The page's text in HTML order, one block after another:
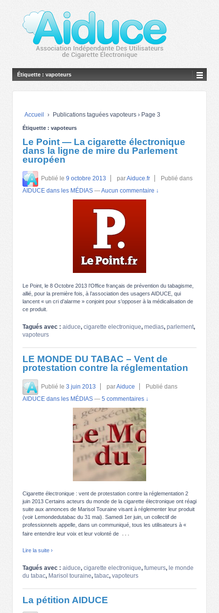
Étiquette : vapoteurs
Accueil › Publications taguées vapoteurs › Page 3
Étiquette : vapoteurs
Le Point — La cigarette électronique
dans la ligne de mire du Parlement
européen
Publié le 9 octobre 2013 parAiduce.fr
Publié dans
AIDUCE dans les MÉDIAS —Aucun commentaire ↓
Le Point, le 8 Octobre 2013 l’Office français de prévention du tabagisme,
allié, pour la première fois, à l’association des usagers AIDUCE, qui
lancent « un cri d’alarme » conjoint pour s’opposer à la médicalisation de
ce produit.
Tagués avec : aiduce, cigarette electronique, medias, parlement,
vapoteurs
LE MONDE DU TABAC – Vent de
protestation contre la réglementation
Publié le 3 juin 2013 parAiduce
Publié dans
AIDUCE dans les MÉDIAS — 5 commentaires ↓
Cigarette électronique : vent de protestation contre la réglementation 2
juin 2013 Certains acteurs du monde de la cigarette électronique ont réagi
suite aux annonces de Marisol Touraine visant à réglementer leur produit
(voir Lemondedutabac du 31 mai). Samedi 1er juin, un collectif de
professionnels appelle, dans un communiqué, tous les utilisateurs à «
faire entendre leur voix et leur volonté de …
Lire la suite ›
Tagués avec : aiduce, cigarette electronique, fumeurs, le monde
du tabac, Marisol touraine, tabac, vapoteurs
La pétition AIDUCE